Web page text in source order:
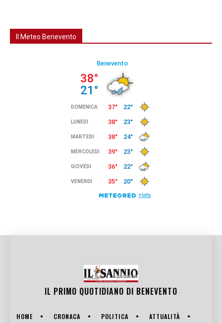
Il Meteo Benevento
IL PRIMO QUOTIDIANO DI BENEVENTO
HOME CRONACA POLITICA
ATTUALITÀ